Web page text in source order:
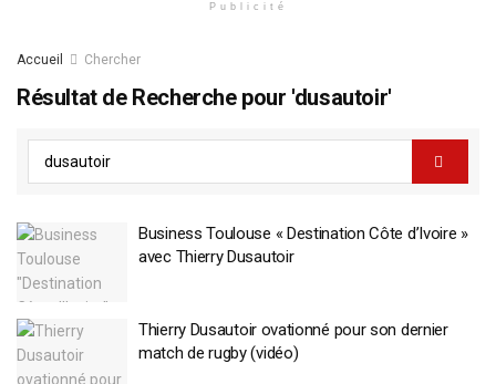
Publicité
Accueil Chercher
Résultat de Recherche pour 'dusautoir'
Business Toulouse « Destination Côte d’Ivoire »
avec Thierry Dusautoir
Thierry Dusautoir ovationné pour son dernier
match de rugby (vidéo)